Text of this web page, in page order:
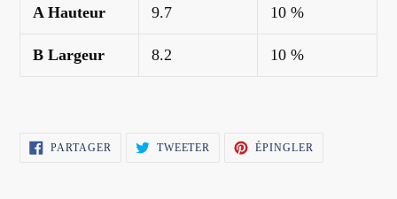
A Hauteur 9.7 10 %
B Largeur 8.2 10 %
PARTAGER PARTAGERTWEETER TWEETERÉPINGLER